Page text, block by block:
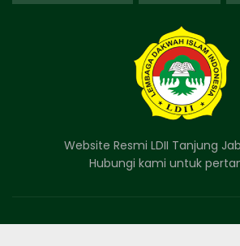
Website Resmi LDII Tanjung
Hubungi kami untuk